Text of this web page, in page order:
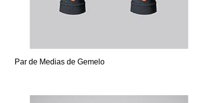
Par de Medias de Gemelo